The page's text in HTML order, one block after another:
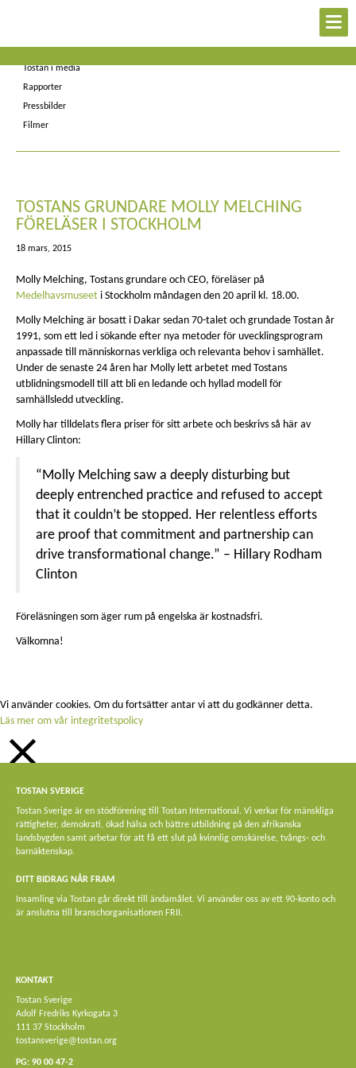
Nyheter
Tostan i media
Rapporter
Pressbilder
Filmer
TOSTANS GRUNDARE MOLLY MELCHING
FÖRELÄSER I STOCKHOLM
18 mars, 2015
Molly Melching, Tostans grundare och CEO, föreläser på
Medelhavsmuseet i Stockholm måndagen den 20 april kl. 18.00.
Molly Melching är bosatt i Dakar sedan 70-talet och grundade Tostan år
1991, som ett led i sökande efter nya metoder för uvecklingsprogram
anpassade till människornas verkliga och relevanta behov i samhället.
Under de senaste 24 åren har Molly lett arbetet med Tostans
utblidningsmodell till att bli en ledande och hyllad modell för
samhällsledd utveckling.
Molly har tilldelats flera priser för sitt arbete och beskrivs så här av
Hillary Clinton:
“Molly Melching saw a deeply disturbing but
deeply entrenched practice and refused to accept
that it couldn’t be stopped. Her relentless efforts
are proof that commitment and partnership can
drive transformational change.” – Hillary Rodham
Clinton
Föreläsningen som äger rum på engelska är kostnadsfri.
Välkomna!
TOSTAN SVERIGE
Tostan Sverige är en stödförening till Tostan International. Vi verkar för mänskliga
rättigheter, demokrati, ökad hälsa och bättre utbildning på den afrikanska
landsbygden samt arbetar för att få ett slut på kvinnlig omskärelse, tvångs- och
barnäktenskap.
DITT BIDRAG NÅR FRAM
Insamling via Tostan går direkt till ändamålet. Vi använder oss av ett 90-konto och
är anslutna till branschorganisationen FRII.
KONTAKT
Tostan Sverige
Adolf Fredriks Kyrkogata 3
111 37 Stockholm
tostansverige@tostan.org
PG: 90 00 47-2
Vi använder cookies. Om du fortsätter antar vi att du godkänner detta.
Läs mer om vår integritetspolicy
STÄNG
Privacy Overview
This website uses cookies to improve your experience while you navigate
through the website. Out of these, the cookies that are categorized as
basic functionalities of the website. We also use third-party cookies that help us
analyze and understand how you use this website. These cookies will be stored
in your browser only with your consent. You also have the option to opt-out of
Necessary cookies are absolutely essential for the website to function properly.
This category only includes cookies that ensures basic functionalities and
security features of the website. These cookies do not store any personal